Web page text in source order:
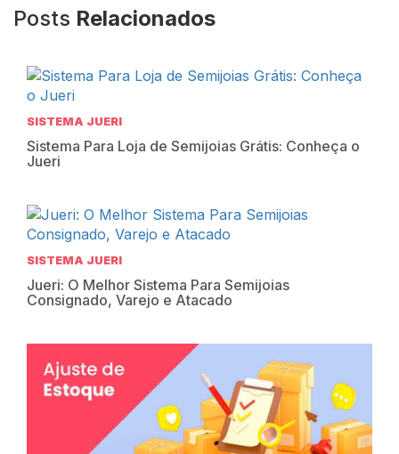
Posts Relacionados
SISTEMA JUERI
Sistema Para Loja de Semijoias Grátis: Conheça o
Jueri
SISTEMA JUERI
Jueri: O Melhor Sistema Para Semijoias
Consignado, Varejo e Atacado